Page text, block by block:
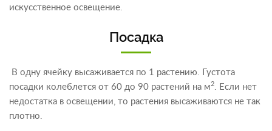
искусственное освещение.
Посадка
В одну ячейку высаживается по 1 растению. Густота
посадки колеблется от 60 до 90 растений на м2. Если нет
недостатка в освещении, то растения высаживаются не так
плотно.